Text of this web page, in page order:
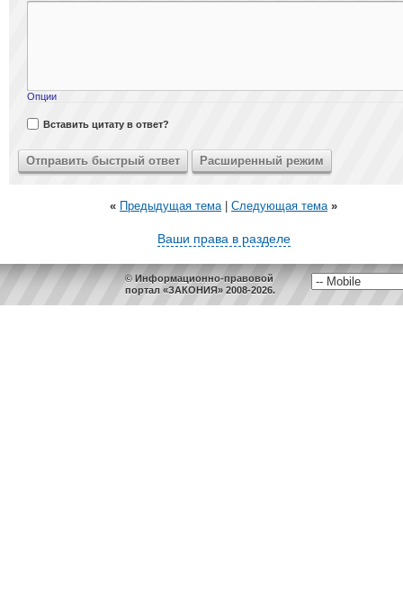
Опции
Вставить цитату в ответ?
« Предыдущая тема| Следующая тема »
Ваши права в разделе
© Информационно-правовой
портал «ЗАКОНИЯ» 2008-2026.